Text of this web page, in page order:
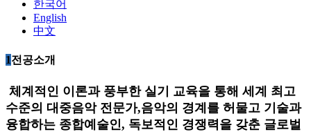
한국어
English
中文
1전공소개
체계적인 이론과 풍부한 실기 교육을 통해 세계 최고
수준의 대중음악 전문가,음악의 경계를 허물고 기술과
융합하는 종합예술인, 독보적인 경쟁력을 갖춘 글로벌